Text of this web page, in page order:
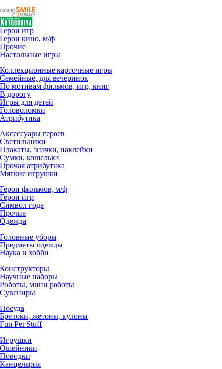
Герои игр
Герои кино, м/ф
Прочие
Настольные игры
Коллекционные карточные игры
Семейные, для вечеринок
По мотивам фильмов, игр, книг
В дорогу
Игры для детей
Головоломки
Атрибутика
Аксессуары героев
Светильники
Плакаты, значки, наклейки
Сумки, кошельки
Прочая атрибутика
Мягкие игрушки
Герои фильмов, м/ф
Герои игр
Символ года
Прочие
Одежда
Головные уборы
Предметы одежды
Наука и хобби
Конструкторы
Научные наборы
Роботы, мини роботы
Сувениры
Посуда
Брелоки, жетоны, кулоны
Fun Pet Stuff
Игрушки
Ошейники
Поводки
Канцелярия